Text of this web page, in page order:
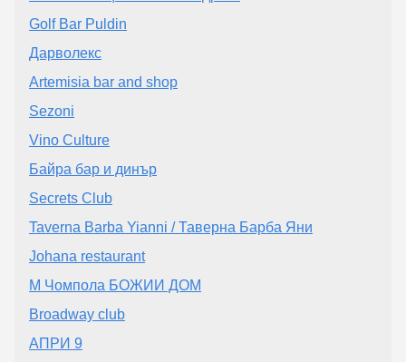
Golf Bar Puldin
Дарволекс
Artemisia bar and shop
Sezoni
Vino Culture
Байра бар и динър
Secrets Club
Taverna Barba Yianni / Таверна Барба Яни
Johana restaurant
М Чомпола БОЖИИ ДОМ
Broadway club
AПРИ 9